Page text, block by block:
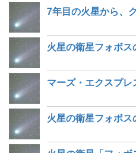
火星の衛星フォボ
火星の衛星フォボス